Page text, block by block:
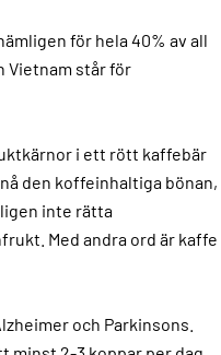
för hela 40% av all
Vietnam står för
i ett rött kaffebär
den koffeinhaltiga bönan,
inte rätta
Med andra ord är kaffe
och Parkinsons.